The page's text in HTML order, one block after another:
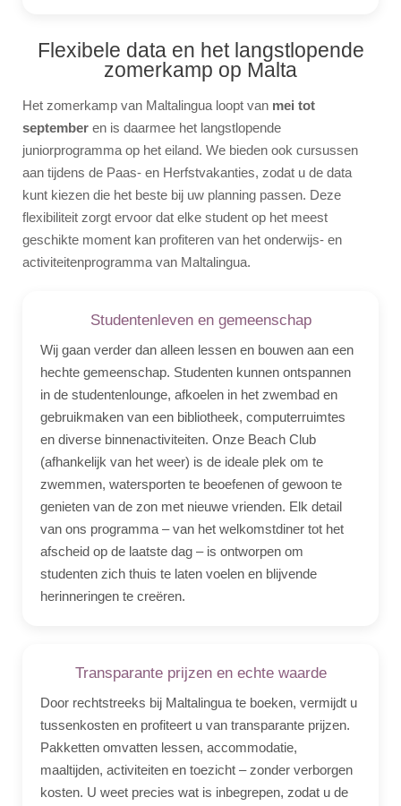
Flexibele data en het langstlopende
zomerkamp op Malta
Het zomerkamp van Maltalingua loopt van mei tot
september en is daarmee het langstlopende
juniorprogramma op het eiland. We bieden ook cursussen
aan tijdens de Paas- en Herfstvakanties, zodat u de data
kunt kiezen die het beste bij uw planning passen. Deze
flexibiliteit zorgt ervoor dat elke student op het meest
geschikte moment kan profiteren van het onderwijs- en
activiteitenprogramma van Maltalingua.
Studentenleven en gemeenschap
Wij gaan verder dan alleen lessen en bouwen aan een
hechte gemeenschap. Studenten kunnen ontspannen
in de studentenlounge, afkoelen in het zwembad en
gebruikmaken van een bibliotheek, computerruimtes
en diverse binnenactiviteiten. Onze Beach Club
(afhankelijk van het weer) is de ideale plek om te
zwemmen, watersporten te beoefenen of gewoon te
genieten van de zon met nieuwe vrienden. Elk detail
van ons programma – van het welkomstdiner tot het
afscheid op de laatste dag – is ontworpen om
studenten zich thuis te laten voelen en blijvende
herinneringen te creëren.
Transparante prijzen en echte waarde
Door rechtstreeks bij Maltalingua te boeken, vermijdt u
tussenkosten en profiteert u van transparante prijzen.
Pakketten omvatten lessen, accommodatie,
maaltijden, activiteiten en toezicht – zonder verborgen
kosten. U weet precies wat is inbegrepen, zodat u de